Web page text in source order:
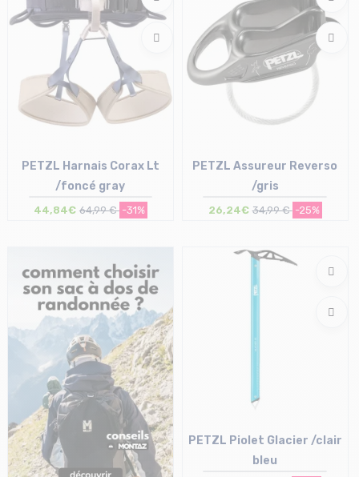
PETZL Harnais Corax Lt
/foncé gray
44,84€ 64,99 € -31%
T.U
PETZL Assureur Reverso
/gris
26,24€ 34,99 € -25%
PETZL Piolet Glacier /clair
bleu